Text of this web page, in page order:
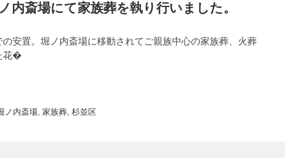
内斎場にて家族葬を執り行いました。
安置。堀ノ内斎場に移動されてご親族中心の家族葬、火葬
花�
ノ内斎場 家族葬 杉並区